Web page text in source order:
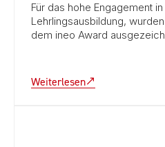
Für das hohe Engagement
Lehrlingsausbildung,
dem ineo Award
Weiterlesen